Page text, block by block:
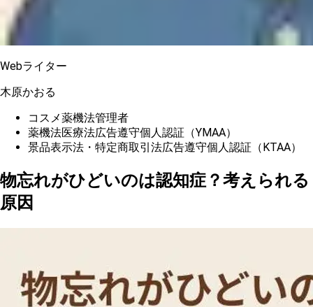
Webライター
木原かおる
コスメ薬機法管理者
薬機法医療法広告遵守個人認証（YMAA）
景品表示法・特定商取引法広告遵守個人認証（KTAA）
物忘れがひどいのは認知症？考えられる
原因